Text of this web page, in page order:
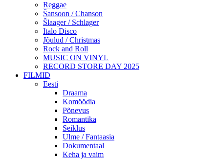
Reggae
Šansoon / Chanson
Šlaager / Schlager
Italo Disco
Jõulud / Christmas
Rock and Roll
MUSIC ON VINYL
RECORD STORE DAY 2025
FILMID
Eesti
Draama
Komöödia
Põnevus
Romantika
Seiklus
Ulme / Fantaasia
Dokumentaal
Keha ja vaim